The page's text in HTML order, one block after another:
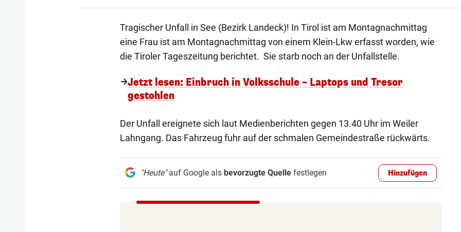
Tragischer Unfall in See (Bezirk Landeck)! In Tirol ist am Montagnachmittag
eine Frau ist am Montagnachmittag von einem Klein-Lkw erfasst worden, wie
die Tiroler Tageszeitung berichtet. Sie starb noch an der Unfallstelle.
Jetzt lesen: Einbruch in Volksschule – Laptops und Tresor
gestohlen
Der Unfall ereignete sich laut Medienberichten gegen 13.40 Uhr im Weiler
Lahngang. Das Fahrzeug fuhr auf der schmalen Gemeindestraße rückwärts.
"Heute"auf Google als bevorzugte Quellefestlegen Hinzufügen